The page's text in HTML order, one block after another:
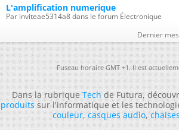
L'amplification numerique
Par inviteae5314a8 dans le forum Électronique
Dernier
Fuseau horaire GMT +1. Il est
Dans la rubriqueTechde Futura,
produitssur l'informatique et les
couleur,casques audio,